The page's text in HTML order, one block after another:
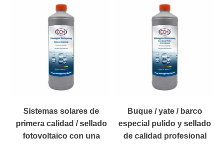
Sistemas solares de
primera calidad / sellado
fotovoltaico con una
Buque / yate / barco
especial pulido y sellado
de calidad profesional